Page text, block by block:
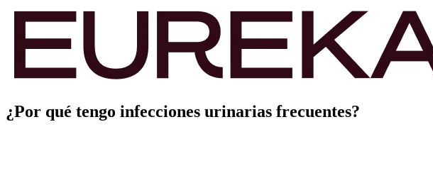
¿Por qué tengo infecciones urinarias frecuentes?